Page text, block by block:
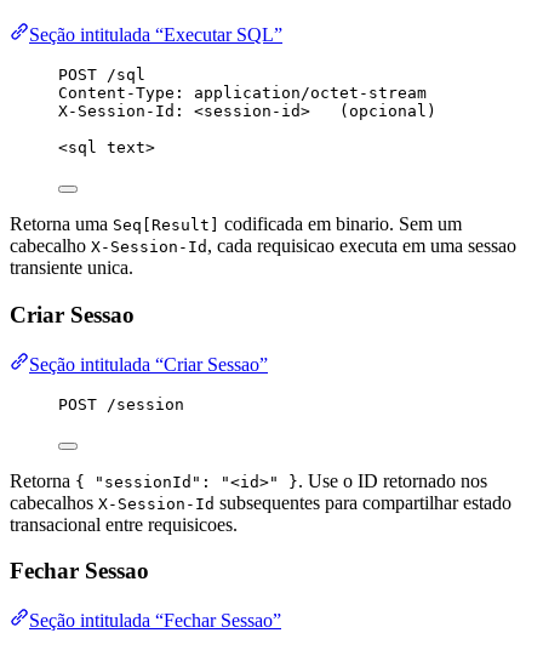
Seção intitulada “Executar SQL”
POST /sql
Content-Type: application/octet-stream
X-Session-Id: <session-id>   (opcional)
<sql text>
Retorna uma Seq[Result]
codificada em binario. Sem um
cabecalho X-Session-Id , cada requisicao executa em uma sessao
transiente unica.
Criar Sessao
Seção intitulada “Criar Sessao”
POST /session
Retorna { "sessionId": "<id>" }. Use o ID retornado nos
cabecalhos X-Session-Id subsequentes para compartilhar estado
transacional entre requisicoes.
Fechar Sessao
Seção intitulada “Fechar Sessao”